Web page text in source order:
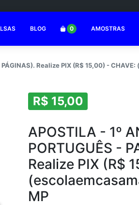
BLOG 0 AMOSTRAS
PÁGINAS). Realize PIX (R$ 15,00) -
R$ 15,00
APOSTILA - 1º
PORTUGUÊS -
Realize PIX (R$
MP